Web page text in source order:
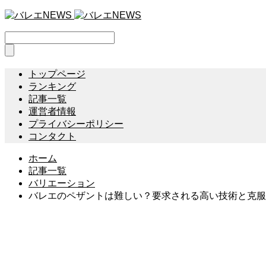
トップページ
ランキング
記事一覧
運営者情報
プライバシーポリシー
コンタクト
ホーム
記事一覧
バリエーション
バレエのペザントは難しい？要求される高い技術と克